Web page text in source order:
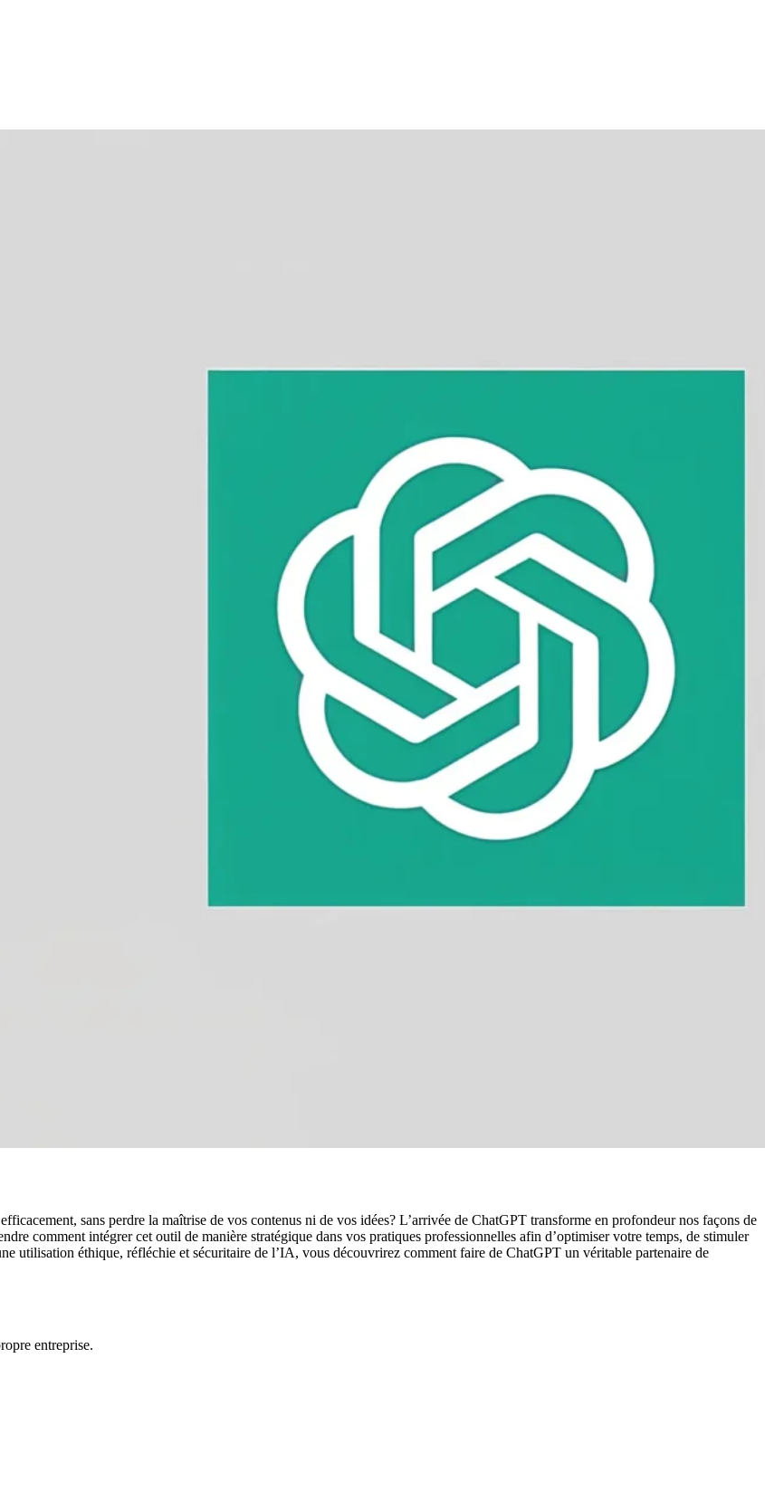
sans perdre la maîtrise de vos contenus ni de vos idées? L’arrivée de ChatGPT transforme en profondeur nos façons de
comment intégrer cet outil de manière stratégique dans vos pratiques professionnelles afin d’optimiser votre temps, de stimuler
utilisation éthique, réfléchie et sécuritaire de l’IA, vous découvrirez comment faire de ChatGPT un véritable partenaire de
entreprise.